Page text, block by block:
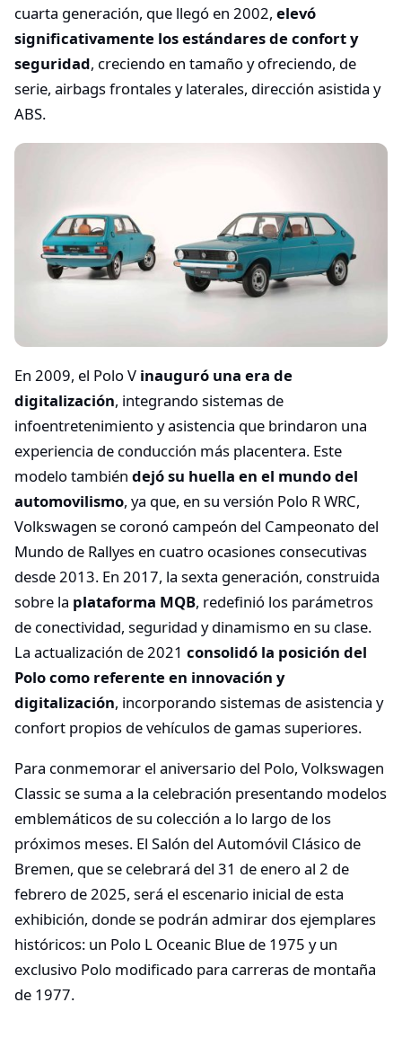
cuarta generación, que llegó en 2002, elevó
significativamente los estándares de confort y
seguridad, creciendo en tamaño y ofreciendo, de
serie, airbags frontales y laterales, dirección asistida y
ABS.
En 2009, el Polo V inauguró una era de
digitalización, integrando sistemas de
infoentretenimiento y asistencia que brindaron una
experiencia de conducción más placentera. Este
modelo también dejó su huella en el mundo del
automovilismo, ya que, en su versión Polo R WRC,
Volkswagen se coronó campeón del Campeonato del
Mundo de Rallyes en cuatro ocasiones consecutivas
desde 2013. En 2017, la sexta generación, construida
sobre la plataforma MQB, redefinió los parámetros
de conectividad, seguridad y dinamismo en su clase.
La actualización de 2021 consolidó la posición del
Polo como referente en innovación y
digitalización, incorporando sistemas de asistencia y
confort propios de vehículos de gamas superiores.
Para conmemorar el aniversario del Polo, Volkswagen
Classic se suma a la celebración presentando modelos
emblemáticos de su colección a lo largo de los
próximos meses. El Salón del Automóvil Clásico de
Bremen, que se celebrará del 31 de enero al 2 de
febrero de 2025, será el escenario inicial de esta
exhibición, donde se podrán admirar dos ejemplares
históricos: un Polo L Oceanic Blue de 1975 y un
exclusivo Polo modificado para carreras de montaña
de 1977.